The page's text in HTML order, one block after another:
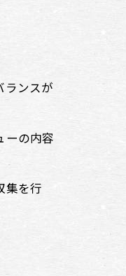
ランスが
ーの内容
集を行